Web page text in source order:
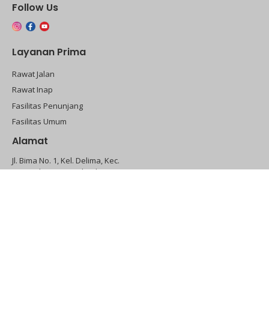
Follow Us
Layanan Prima
Rawat Jalan
Rawat Inap
Fasilitas Penunjang
Fasilitas Umum
Alamat
Jl. Bima No. 1, Kel. Delima, Kec.
Binawidya, Kota Pekanbaru,